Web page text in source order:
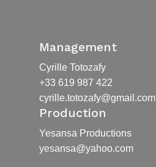
Management
Cyrille Totozafy
+33 619 987 422
cyrille.totozafy@gmail.com
Production
Yesansa Productions
yesansa@yahoo.com